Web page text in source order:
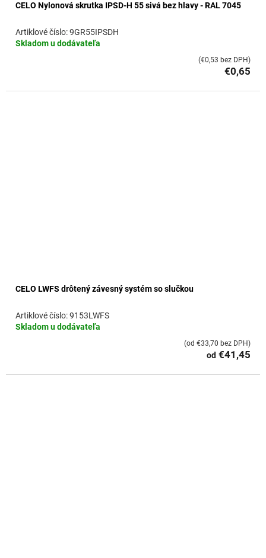
CELO Nylonová skrutka IPSD-H 55 sivá bez hlavy - RAL 7045
Skladom u dodávateľa
9GR55IPSDH
€0,65
(€0,53 bez DPH)
CELO LWFS drôtený závesný systém so slučkou
Skladom u dodávateľa
9153LWFS
od €41,45
(od €33,70 bez DPH)